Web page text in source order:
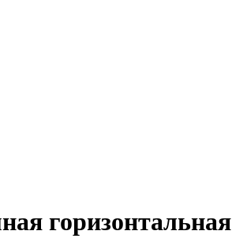
горизонтальная